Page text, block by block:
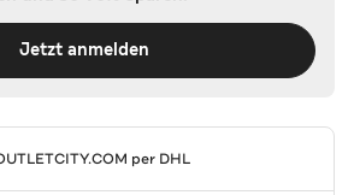
Jetzt anmelden
per DHL